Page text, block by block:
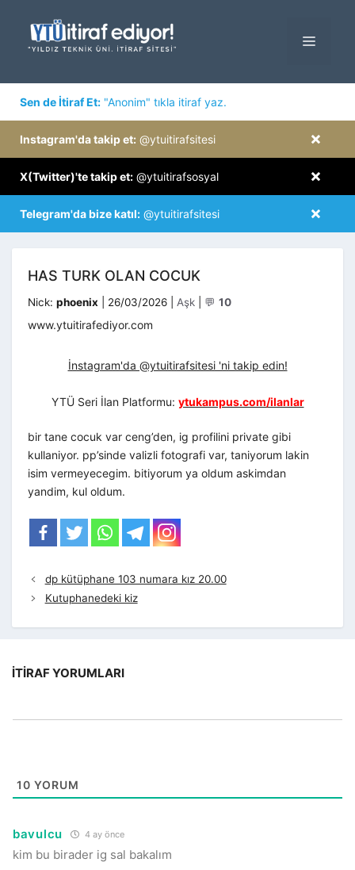
MENÜ
Sen de İtiraf Et: "Anonim" tıkla itiraf yaz.
×
Instagram'da takip et: @ytuitirafsitesi
×
X(Twitter)'te takip et: @ytuitirafsosyal
×
Telegram'da bize katıl: @ytuitirafsitesi
HAS TURK OLAN COCUK
Nick: phoenix 26/03/2026 Kategoriler
Aşk 💬 10
www.ytuitirafediyor.com
İnstagram'da @ytuitirafsitesi 'ni takip edin!
YTÜ Seri İlan Platformu: ytukampus.com/ilanlar
bir tane cocuk var ceng’den, ig profilini private gibi
kullaniyor. pp’sinde valizli fotografi var, taniyorum lakin
isim vermeyecegim. bitiyorum ya oldum askimdan
yandim, kul oldum.
dp kütüphane 103 numara kız 20.00
Kutuphanedeki kiz
İTIRAF YORUMLARI
10 YORUM
bavulcu 4 ay önce
kim bu birader ig sal bakalım